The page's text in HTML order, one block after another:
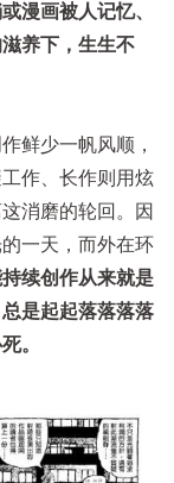
漫画被人记忆、
养下，生生不
鲜少一帆风顺，
作、长作则用炫
消磨的轮回。因
一天，而外在环
续创作从来就是
是起起落落落落
。